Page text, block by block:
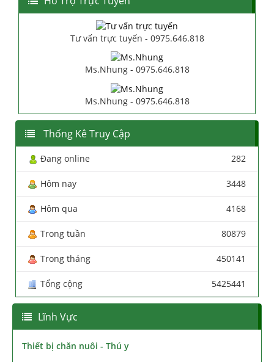
Tư vấn trực tuyến - 0975.646.818
Ms.Nhung - 0975.646.818
Ms.Nhung - 0975.646.818
Thống Kê Truy Cập
Đang online 282
Hôm nay 3448
Hôm qua 4168
Trong tuần 80879
Trong tháng 450141
Tổng cộng 5425441
Lĩnh Vực
Thiết bị chăn nuôi - Thú y